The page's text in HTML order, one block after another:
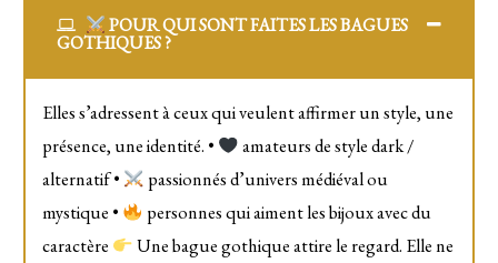
POUR QUI SONT FAITES LES BAGUES
GOTHIQUES ?
Elles s’adressent à ceux qui veulent affirmer un style, une
présence, une identité. •
amateurs de style dark /
alternatif •
passionnés d’univers médiéval ou
mystique •
personnes qui aiment les bijoux avec du
caractère
Une bague gothique attire le regard. Elle ne